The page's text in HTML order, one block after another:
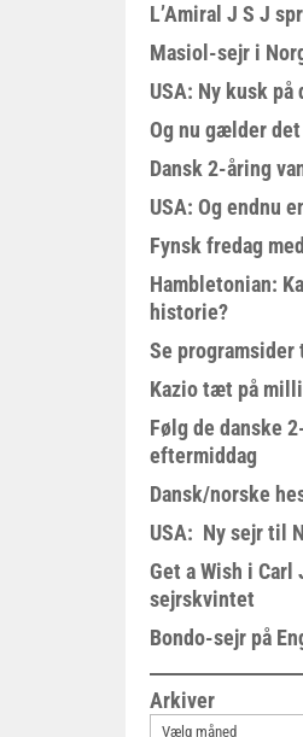
L’Amiral J S J
Masiol-sejr i
USA: Ny kusk på
Og nu gælder
Dansk 2-åring
USA: Og endnu
Fynsk fredag
Hambletonian:
historie?
Se
Kazio tæt på
Følg de danske
eftermiddag
Dansk/norske
USA: Ny sejr til
Get a Wish i Carl
sejrskvintet
Bondo-sejr på
Arkiver